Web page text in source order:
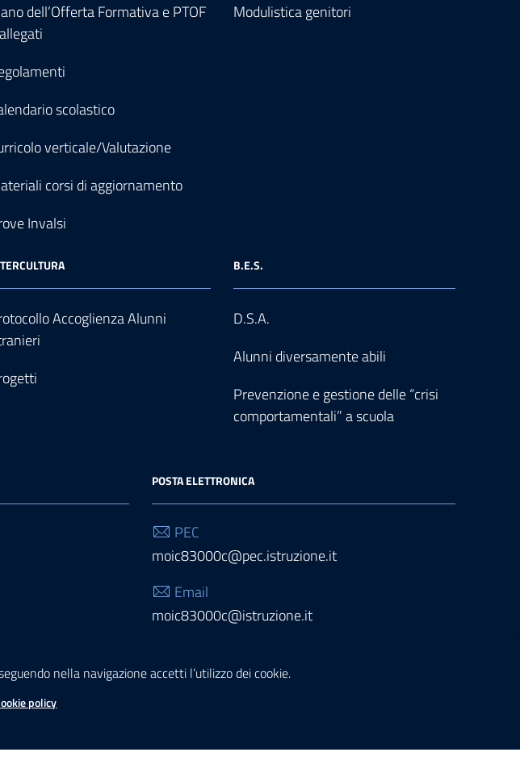
nella navigazione accetti l’utilizzo dei cookie.
policy
dell’Offerta Formativa e PTOF
scolastico
verticale/Valutazione
corsi di aggiornamento
Invalsi
Modulistica genitori
Accoglienza Alunni
B.E.S.
D.S.A.
Alunni diversamente abili
Prevenzione e gestione delle “crisi
comportamentali” a scuola
POSTA ELETTRONICA
PEC
moic83000c@pec.istruzione.it
Email
moic83000c@istruzione.it